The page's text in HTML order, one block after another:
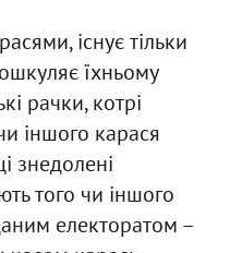
існує тільки
їхньому
рачки, котрі
іншого карася
знедолені
того чи іншого
електоратом –